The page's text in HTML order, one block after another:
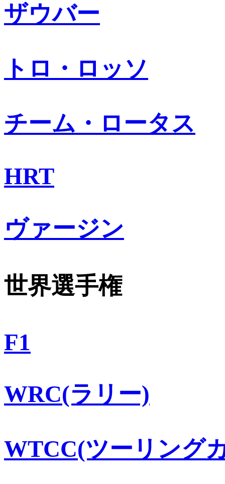
ザウバー
トロ・ロッソ
チーム・ロータス
HRT
ヴァージン
世界選手権
F1
WRC(ラリー)
WTCC(ツーリング